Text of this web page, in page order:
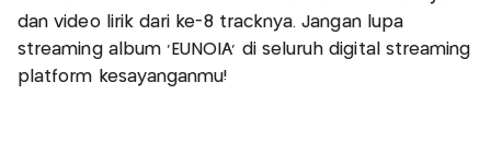
dan video lirik dari ke-8 tracknya. Jangan lupa
streaming album ‘EUNOIA’ di seluruh digital streaming
platform kesayanganmu!